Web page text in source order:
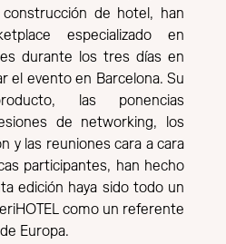
de hotel, han
especializado en
durante los tres días en
el evento en Barcelona. Su
las ponencias
de networking, los
y las reuniones cara a cara
participantes, han hecho
edición haya sido todo un
como un referente
Europa.